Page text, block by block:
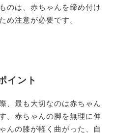
のは、赤ちゃんを締め付け
め注意が必要です。
イント
、最も大切なのは赤ちゃん
。赤ちゃんの脚を無理に伸
んの膝が軽く曲がった、自